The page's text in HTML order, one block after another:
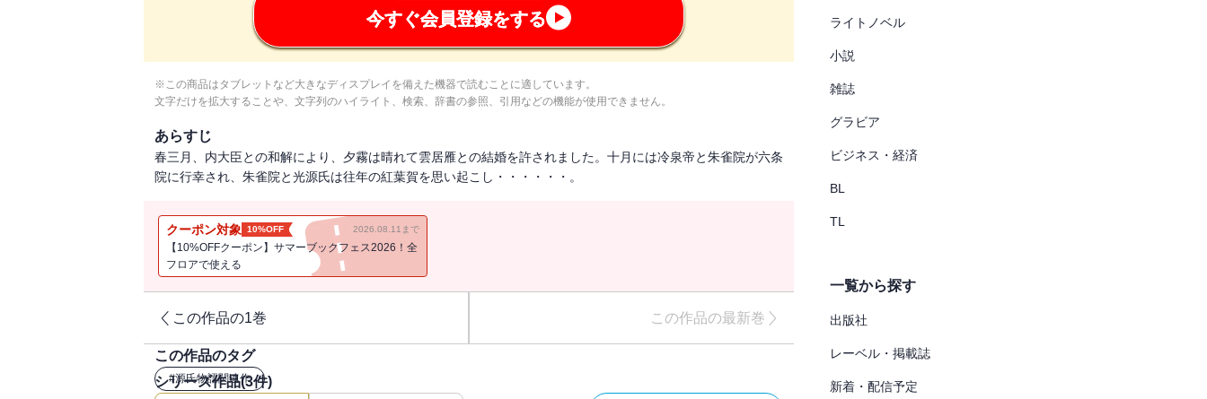
今すぐ会員登録をする
※この商品はタブレットなど大きなディスプレイを備えた機器で読むことに適しています。
文字だけを拡大することや、文字列のハイライト、検索、辞書の参照、引用などの機能が使用できません。
あらすじ
春三月、内大臣との和解により、夕霧は晴れて雲居雁との結婚を許されました。十月には冷泉帝と朱雀院が六条
院に行幸され、朱雀院と光源氏は往年の紅葉賀を思い起こし・・・・・・。
クーポン対象 10%OFF 2026.08.11まで
【10%OFFクーポン】サマーブックフェス2026！全
フロアで使える
この作品の1巻 この作品の最新巻
この作品のタグ
#源氏物語関連作
シリーズ作品(3件)
ライトノベル
小説
雑誌
グラビア
ビジネス・経済
BL
TL
一覧から探す
出版社
レーベル・掲載誌
新着・配信予定